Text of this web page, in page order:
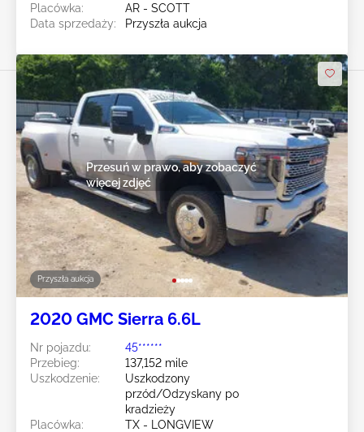
Placówka:
AR - SCOTT
Data sprzedaży:
Przyszła aukcja
Przyszła aukcja
Przesuń w prawo, aby zobaczyć
więcej zdjęć
2020 GMC Sierra 6.6L
Nr pojazdu:
45******
Przebieg:
137,152 mile
Uszkodzenie:
Uszkodzony
przód/Odzyskany po
kradzieży
Placówka:
TX - LONGVIEW